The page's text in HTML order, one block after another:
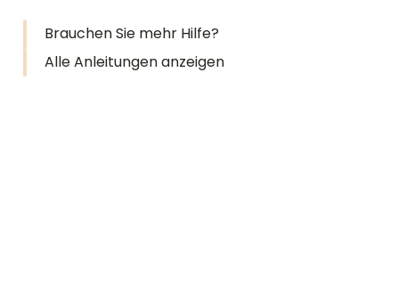
Brauchen Sie mehr Hilfe?
Alle Anleitungen anzeigen